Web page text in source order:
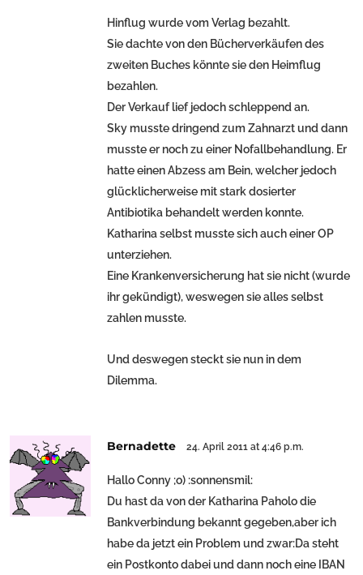
Hinflug wurde vom Verlag bezahlt.
Sie dachte von den Bücherverkäufen des
zweiten Buches könnte sie den Heimflug
bezahlen.
Der Verkauf lief jedoch schleppend an.
Sky musste dringend zum Zahnarzt und dann
musste er noch zu einer Nofallbehandlung. Er
hatte einen Abzess am Bein, welcher jedoch
glücklicherweise mit stark dosierter
Antibiotika behandelt werden konnte.
Katharina selbst musste sich auch einer OP
unterziehen.
Eine Krankenversicherung hat sie nicht (wurde
ihr gekündigt), weswegen sie alles selbst
zahlen musste.
Und deswegen steckt sie nun in dem
Dilemma.
Bernadette 24. April 2011 at 4:46 p.m.
Hallo Conny ;o) :sonnensmil:
Du hast da von der Katharina Paholo die
Bankverbindung bekannt gegeben,aber ich
habe da jetzt ein Problem und zwar:Da steht
ein Postkonto dabei und dann noch eine IBAN